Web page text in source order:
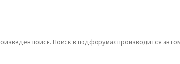
поиск. Поиск в подфорумах производится